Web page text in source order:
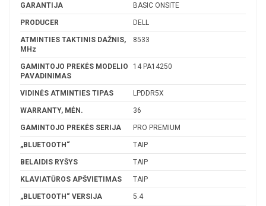
GARANTIJA BASIC ONSITE
PRODUCER DELL
ATMINTIES TAKTINIS DAŽNIS,
MHz
8533
GAMINTOJO PREKĖS MODELIO
PAVADINIMAS
14 PA14250
VIDINĖS ATMINTIES TIPAS LPDDR5X
WARRANTY, MĖN. 36
GAMINTOJO PREKĖS SERIJA PRO PREMIUM
„BLUETOOTH“ TAIP
BELAIDIS RYŠYS TAIP
KLAVIATŪROS APŠVIETIMAS TAIP
„BLUETOOTH“ VERSIJA 5.4